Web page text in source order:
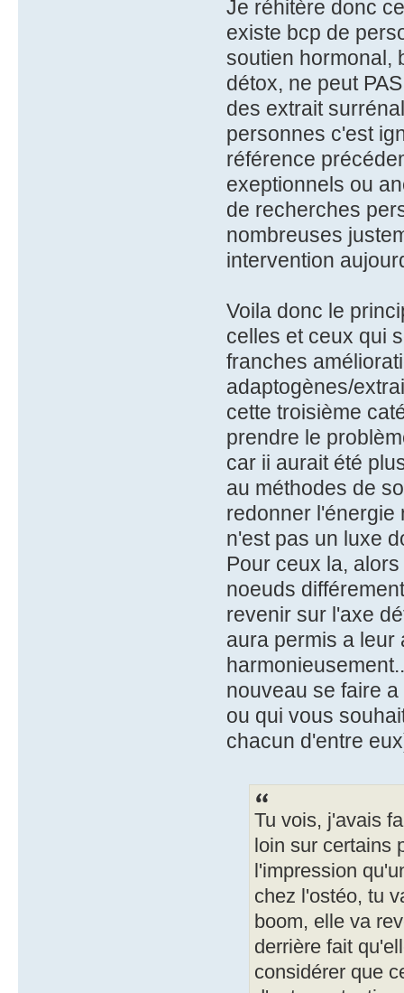
Je réhitère donc
existe bcp de
soutien hormonal,
détox, ne peut
des extrait
personnes c'est
référence
exeptionnels ou
de recherches
nombreuses
intervention
Voila donc le
celles et ceux qui
franches
adaptogènes/
cette troisième
prendre le
car ii aurait été
au méthodes de
redonner l'énergie
n'est pas un luxe
Pour ceux la,
noeuds
revenir sur l'axe
aura permis a leur
nouveau se faire
ou qui vous
chacun d'entre
Tu vois, j'avais
loin sur certains
l'impression
chez l'ostéo, tu
boom, elle va
derrière fait
considérer que